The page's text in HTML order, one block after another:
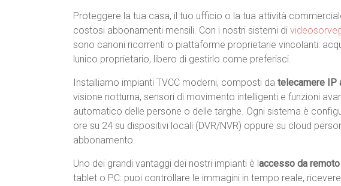
Proteggere la tua casa, il tuo ufficio o la tua attività
costosi abbonamenti mensili. Con i nostri sistemi di
sono canoni ricorrenti o piattaforme proprietarie vincolanti:
lunico proprietario, libero di gestirlo come preferisci.
Installiamo impianti TVCC moderni, composti da telecamere IP
visione notturna, sensori di movimento intelligenti e funzioni
automatico delle persone o delle targhe. Ogni sistema è
ore su 24 su dispositivi locali (DVR/NVR) oppure su cloud
abbonamento.
Uno dei grandi vantaggi dei nostri impianti è l accesso da
tablet o PC: puoi controllare le immagini in tempo reale,